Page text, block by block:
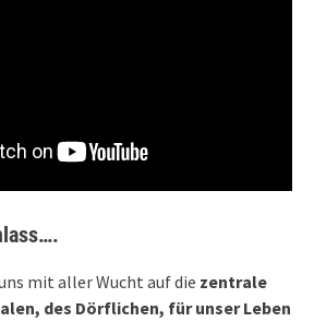
mit aller Wucht auf die zentrale
des Dörflichen, für unser Leben